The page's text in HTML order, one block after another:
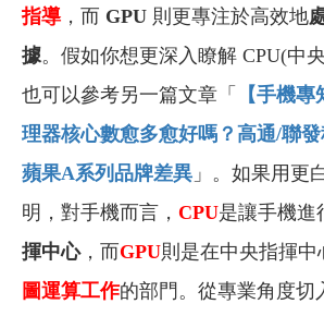
指導 ，而 GPU 則更專注於高效地
據。假如你想更深入瞭解 CPU(中
也可以參考另一篇文章「
【手機
理器核心數愈多愈好嗎？高通/聯
蘋果A系列品牌差異 」。如果用更
明，對手機而言， CPU是讓手機進
揮中心，而GPU則是在中央指揮
圖運算工作的部門。從專業角度切